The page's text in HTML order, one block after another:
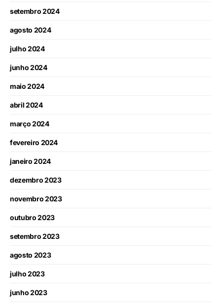
setembro 2024
agosto 2024
julho 2024
junho 2024
maio 2024
abril 2024
março 2024
fevereiro 2024
janeiro 2024
dezembro 2023
novembro 2023
outubro 2023
setembro 2023
agosto 2023
julho 2023
junho 2023